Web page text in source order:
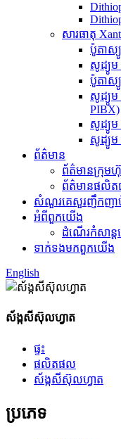
សារធាតុ
ប៉ូតាស្
សូដ្យូម
ប៉ូតាស្
សូដ្យូម
PIBX)
សូដ្យូម
សូដ្យូម
ព័ត៌មាន
ព័ត៌មានក្រុម
ព័ត៌មានផលិ
សំណួរគេសួរញឹកញា
អំពី​ពួក​យើង
ដំណើរកំសាន្ត
ទាក់ទង​មក​ពួក​យើង
English
ស័ង្កសីស៊ុលហ្វាត
ផ្ទះ
ផលិតផល
ស័ង្កសីស៊ុលហ្វាត
ប្រភេទ